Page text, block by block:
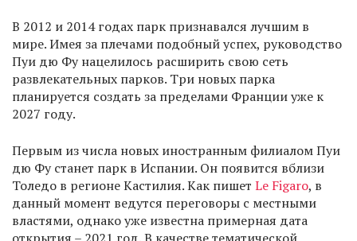
В 2012 и 2014 годах парк признавался лучшим в
мире. Имея за плечами подобный успех, руководство
Пуи дю Фу нацелилось расширить свою сеть
развлекательных парков. Три новых парка
планируется создать за пределами Франции уже к
2027 году.
Первым из числа новых иностранным филиалом Пуи
дю Фу станет парк в Испании. Он появится вблизи
Толедо в регионе Кастилия. Как пишет Le Figaro, в
данный момент ведутся переговоры с местными
властями, однако уже известна примерная дата